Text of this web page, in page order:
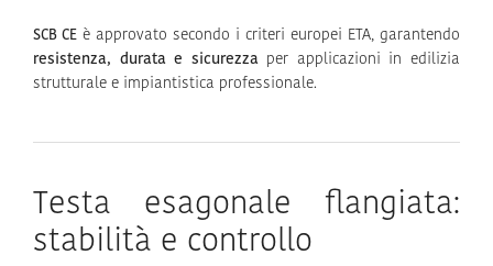
SCB CE è approvato secondo i criteri europei ETA, garantendo
resistenza, durata e sicurezzaper applicazioni in edilizia
strutturale e impiantistica professionale.
Testa esagonale flangiata:
stabilità e controllo